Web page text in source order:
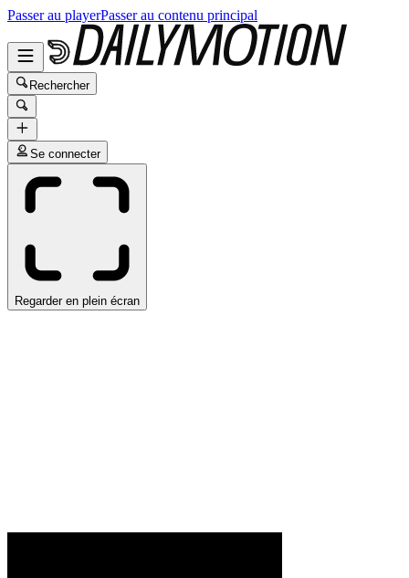
Passer au playerPasser au contenu principal
Rechercher
Se connecter
Regarder en plein écran